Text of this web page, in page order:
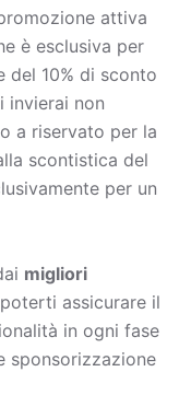
attiva
è esclusiva per
del 10% di sconto
invierai non
a riservato per la
scontistica del
per un
migliori
assicurare il
in ogni fase
sponsorizzazione